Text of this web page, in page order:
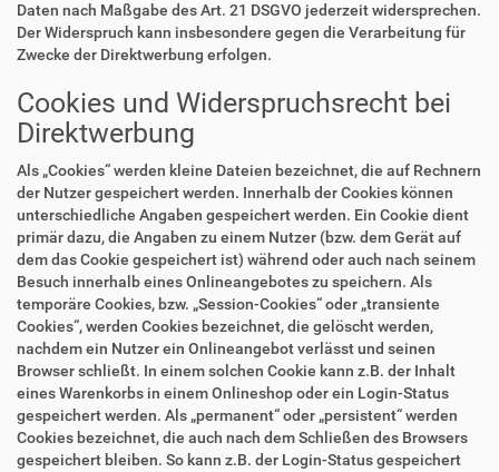
Daten nach Maßgabe des Art. 21 DSGVO jederzeit widersprechen.
Der Widerspruch kann insbesondere gegen die Verarbeitung für
Zwecke der Direktwerbung erfolgen.
Cookies und Widerspruchsrecht bei
Direktwerbung
Als „Cookies“ werden kleine Dateien bezeichnet, die auf Rechnern
der Nutzer gespeichert werden. Innerhalb der Cookies können
unterschiedliche Angaben gespeichert werden. Ein Cookie dient
primär dazu, die Angaben zu einem Nutzer (bzw. dem Gerät auf
dem das Cookie gespeichert ist) während oder auch nach seinem
Besuch innerhalb eines Onlineangebotes zu speichern. Als
temporäre Cookies, bzw. „Session-Cookies“ oder „transiente
Cookies“, werden Cookies bezeichnet, die gelöscht werden,
nachdem ein Nutzer ein Onlineangebot verlässt und seinen
Browser schließt. In einem solchen Cookie kann z.B. der Inhalt
eines Warenkorbs in einem Onlineshop oder ein Login-Status
gespeichert werden. Als „permanent“ oder „persistent“ werden
Cookies bezeichnet, die auch nach dem Schließen des Browsers
gespeichert bleiben. So kann z.B. der Login-Status gespeichert